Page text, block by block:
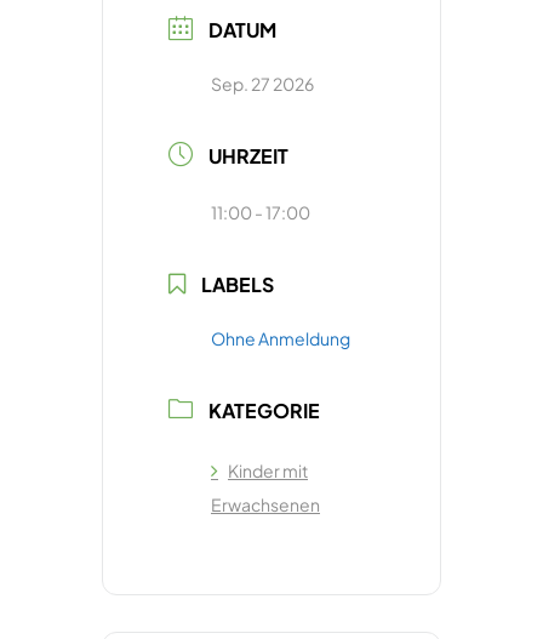
DATUM
Sep. 27 2026
UHRZEIT
11:00 - 17:00
LABELS
Ohne Anmeldung
KATEGORIE
Kinder mit
Erwachsenen